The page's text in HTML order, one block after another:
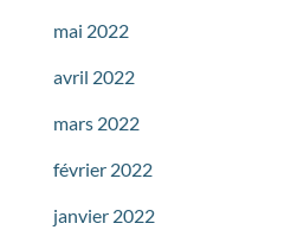
mai 2022
avril 2022
mars 2022
février 2022
janvier 2022